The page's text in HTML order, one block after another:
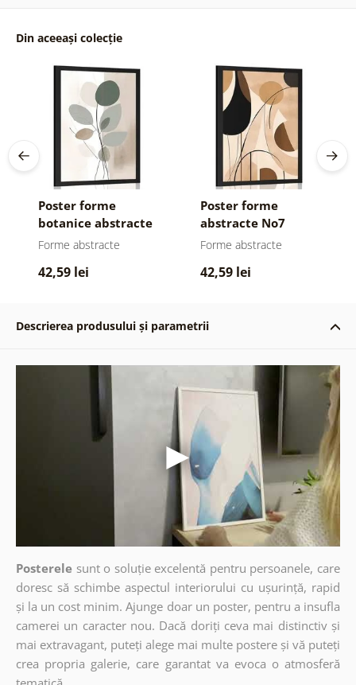
Din aceeași colecție
Poster forme
botanice abstracte
No1
Forme abstracte
42,59 lei
Poster forme
abstracte No7
Forme abstracte
42,59 lei
Descrierea produsului și parametrii
Posterele sunt o soluție excelentă pentru persoanele, care
doresc să schimbe aspectul interiorului cu ușurință, rapid
și la un cost minim. Ajunge doar un poster, pentru a insufla
camerei un caracter nou. Dacă doriți ceva mai distinctiv și
mai extravagant, puteți alege mai multe postere și vă puteți
crea propria galerie, care garantat va evoca o atmosferă